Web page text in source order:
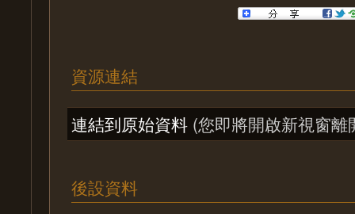
資源連結
連結到原始資料 (您即將開啟新視窗離
後設資料